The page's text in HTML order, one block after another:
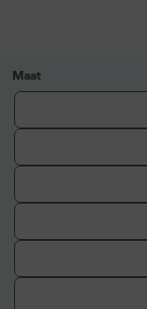
Maat